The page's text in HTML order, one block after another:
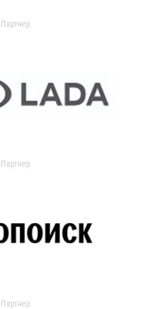
Партнер
Партнер
Партнер